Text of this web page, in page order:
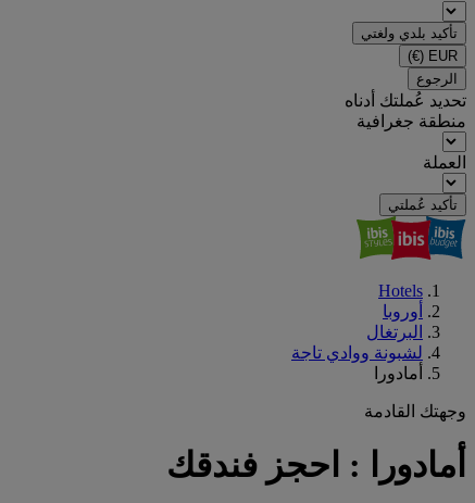
تأكيد بلدي ولغتي
EUR
(€)
الرجوع
تحديد عُملتك أدناه
منطقة جغرافية
العملة
تأكيد عُملتي
Hotels
أوروبا
البرتغال
لشبونة ووادي تاجة
أمادورا
وجهتك القادمة
أمادورا : احجز فندقك